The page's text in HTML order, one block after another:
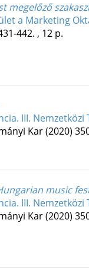
megelőző
a Marketing
442. , 12 p.
III.
Kar(2020)
music
III.
Kar(2020)